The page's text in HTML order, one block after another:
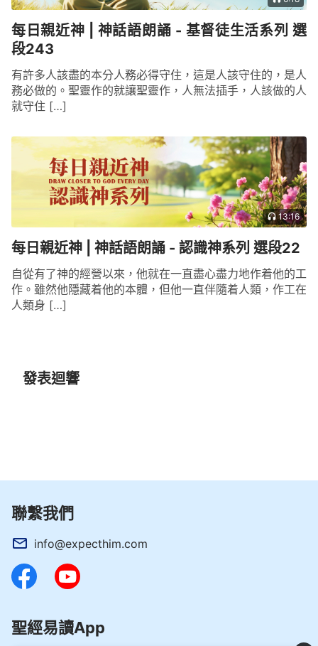
每日親近神 | 神話語朗誦 - 基督徒生活系列 選
段243
有許多人該盡的本分人務必得守住，這是人該守住的，是人
務必做的。聖靈作的就讓聖靈作，人無法插手，人該做的人
就守住 […]
13:16
每日親近神 | 神話語朗誦 - 認識神系列 選段22
自從有了神的經營以來，他就在一直盡心盡力地作着他的工
作。雖然他隱藏着他的本體，但他一直伴隨着人類，作工在
人類身 […]
發表迴響
聯繫我們
info@expecthim.com
聖經易讀App